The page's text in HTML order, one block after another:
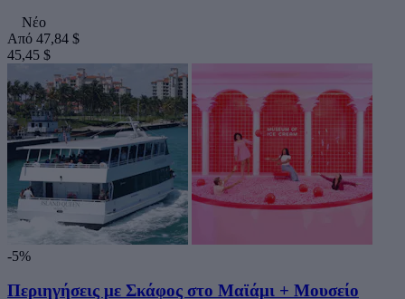
Νέο
Από 47,84 $
45,45 $
-5%
Περιηγήσεις με Σκάφος στο Μαϊάμι + Μουσείο